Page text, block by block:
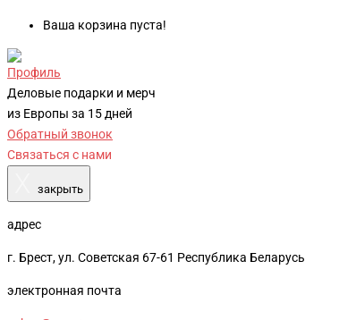
Ваша корзина пуста!
Профиль
Деловые подарки и мерч
из Европы за 15 дней
Обратный звонок
Связаться с нами
закрыть
адрес
г. Брест, ул. Советская 67-61 Республика Беларусь
электронная почта